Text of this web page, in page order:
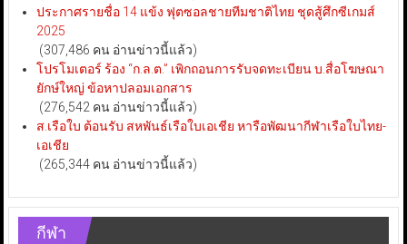
ประกาศรายชื่อ 14 แข้ง ฟุตซอลชายทีมชาติไทย ชุดสู้ศึกซีเกมส์
2025
(307,486 คน อ่านข่าวนี้แล้ว)
โปรโมเตอร์ ร้อง “ก.ล.ต.” เพิกถอนการรับจดทะเบียน บ.สื่อโฆษณา
ยักษ์ใหญ่ ข้อหาปลอมเอกสาร
(276,542 คน อ่านข่าวนี้แล้ว)
ส.เรือใบ ต้อนรับ สหพันธ์เรือใบเอเชีย หารือพัฒนากีฬาเรือใบไทย-
เอเชีย
(265,344 คน อ่านข่าวนี้แล้ว)
กีฬา